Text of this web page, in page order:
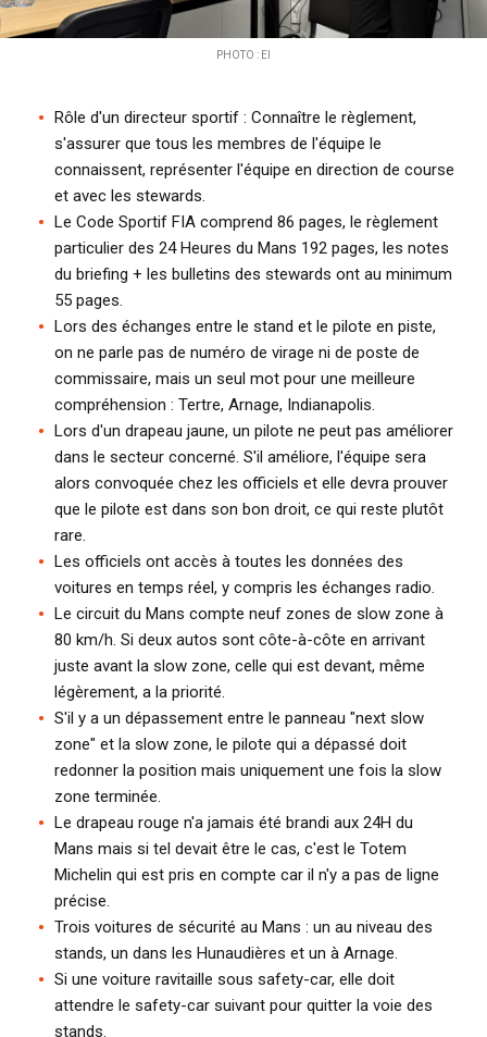
PHOTO : EI
Rôle d'un directeur sportif : Connaître le règlement,
s'assurer que tous les membres de l'équipe le
connaissent, représenter l'équipe en direction de course
et avec les stewards.
Le Code Sportif FIA comprend 86 pages, le règlement
particulier des 24 Heures du Mans 192 pages, les notes
du briefing + les bulletins des stewards ont au minimum
55 pages.
Lors des échanges entre le stand et le pilote en piste,
on ne parle pas de numéro de virage ni de poste de
commissaire, mais un seul mot pour une meilleure
compréhension : Tertre, Arnage, Indianapolis.
Lors d'un drapeau jaune, un pilote ne peut pas améliorer
dans le secteur concerné. S'il améliore, l'équipe sera
alors convoquée chez les officiels et elle devra prouver
que le pilote est dans son bon droit, ce qui reste plutôt
rare.
Les officiels ont accès à toutes les données des
voitures en temps réel, y compris les échanges radio.
Le circuit du Mans compte neuf zones de slow zone à
80 km/h. Si deux autos sont côte-à-côte en arrivant
juste avant la slow zone, celle qui est devant, même
légèrement, a la priorité.
S'il y a un dépassement entre le panneau "next slow
zone" et la slow zone, le pilote qui a dépassé doit
redonner la position mais uniquement une fois la slow
zone terminée.
Le drapeau rouge n'a jamais été brandi aux 24H du
Mans mais si tel devait être le cas, c'est le Totem
Michelin qui est pris en compte car il n'y a pas de ligne
précise.
Trois voitures de sécurité au Mans : un au niveau des
stands, un dans les Hunaudières et un à Arnage.
Si une voiture ravitaille sous safety-car, elle doit
attendre le safety-car suivant pour quitter la voie des
stands.